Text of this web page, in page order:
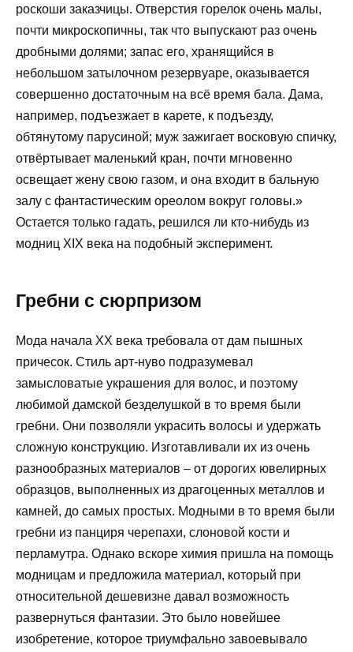
роскоши заказчицы. Отверстия горелок очень малы,
почти микроскопичны, так что выпускают раз очень
дробными долями; запас его, хранящийся в
небольшом затылочном резервуаре, оказывается
совершенно достаточным на всё время бала. Дама,
например, подъезжает в карете, к подъезду,
обтянутому парусиной; муж зажигает восковую спичку,
отвёртывает маленький кран, почти мгновенно
освещает жену свою газом, и она входит в бальную
залу с фантастическим ореолом вокруг головы.»
Остается только гадать, решился ли кто-нибудь из
модниц XIX века на подобный эксперимент.
Гребни с сюрпризом
Мода начала XX века требовала от дам пышных
причесок. Стиль арт-нуво подразумевал
замысловатые украшения для волос, и поэтому
любимой дамской безделушкой в то время были
гребни. Они позволяли украсить волосы и удержать
сложную конструкцию. Изготавливали их из очень
разнообразных материалов – от дорогих ювелирных
образцов, выполненных из драгоценных металлов и
камней, до самых простых. Модными в то время были
гребни из панциря черепахи, слоновой кости и
перламутра. Однако вскоре химия пришла на помощь
модницам и предложила материал, который при
относительной дешевизне давал возможность
развернуться фантазии. Это было новейшее
изобретение, которое триумфально завоевывало